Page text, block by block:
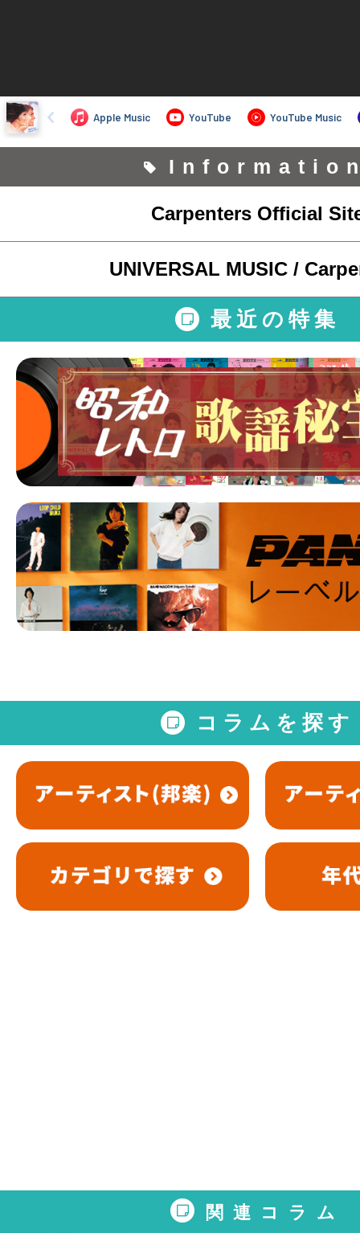
Carpenters Official
UNIVERSAL MUSIC /
最近の特集
コラムを探す
関連コラム